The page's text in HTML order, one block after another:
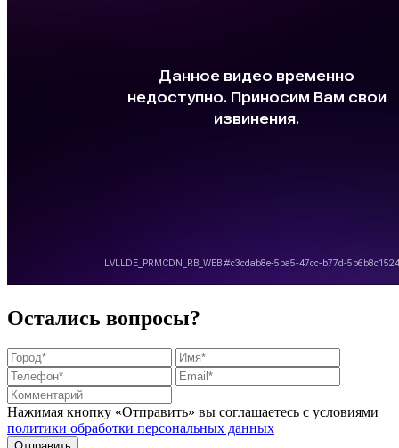
Остались вопросы?
Нажимая кнопку «Отправить» вы соглашаетесь с условиями
политики обработки персональных данных